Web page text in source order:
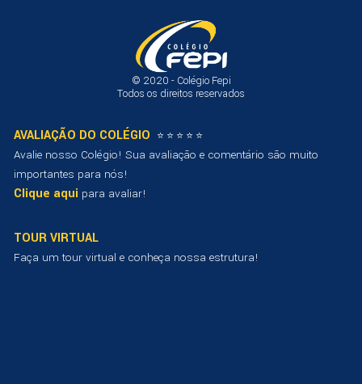
© 2020 - Colégio Fepi
Todos os direitos reservados
AVALIAÇÃO DO COLÉGIO ⭐ ⭐ ⭐ ⭐ ⭐
Avalie nosso Colégio! Sua avaliação e comentário são muito
importantes para nós!
Clique aqui para avaliar!
TOUR VIRTUAL
Faça um tour virtual e conheça nossa estrutura!